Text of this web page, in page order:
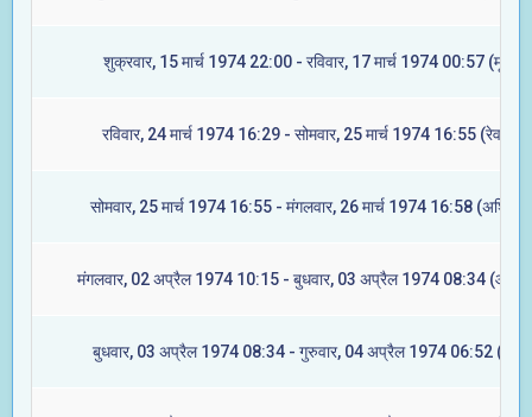
शुक्रवार, 15 मार्च 1974 22:00 - रविवार, 17 मार्च 1974 00:57 (मूल)
रविवार, 24 मार्च 1974 16:29 - सोमवार, 25 मार्च 1974 16:55 (रेवती)
सोमवार, 25 मार्च 1974 16:55 - मंगलवार, 26 मार्च 1974 16:58 (अश्विनी)
मंगलवार, 02 अप्रैल 1974 10:15 - बुधवार, 03 अप्रैल 1974 08:34
बुधवार, 03 अप्रैल 1974 08:34 - गुरुवार, 04 अप्रैल 1974 06:52 (मघा)